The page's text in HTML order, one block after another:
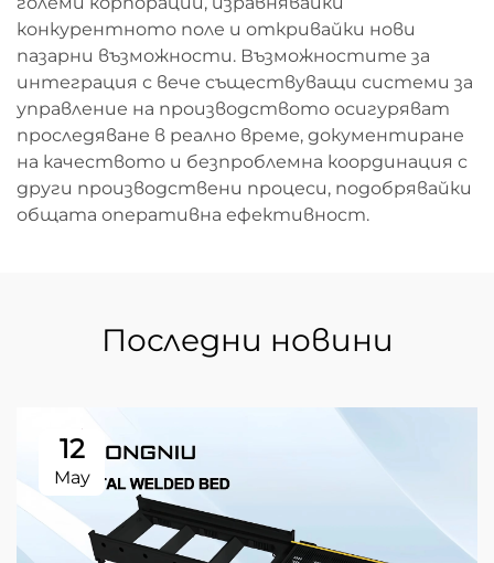
конкурентното поле и откривайки нови
пазарни възможности. Възможностите за
интеграция с вече съществуващи системи за
управление на производството осигуряват
проследяване в реално време, документиране
на качеството и безпроблемна координация с
други производствени процеси, подобрявайки
общата оперативна ефективност.
Последни новини
12
May